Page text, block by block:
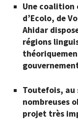
Une coalition
d’Ecolo, de
Ahidar
régions
Toutefois, au
nombreuses
projet très